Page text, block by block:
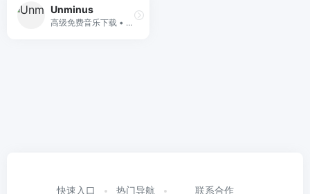
Unminus
高级免费音乐下载 • 适用于视频、YouTube、播客、应用程序等的免版税音乐。灵感来自 Unsplash。
快速入口 热门导航 联系合作